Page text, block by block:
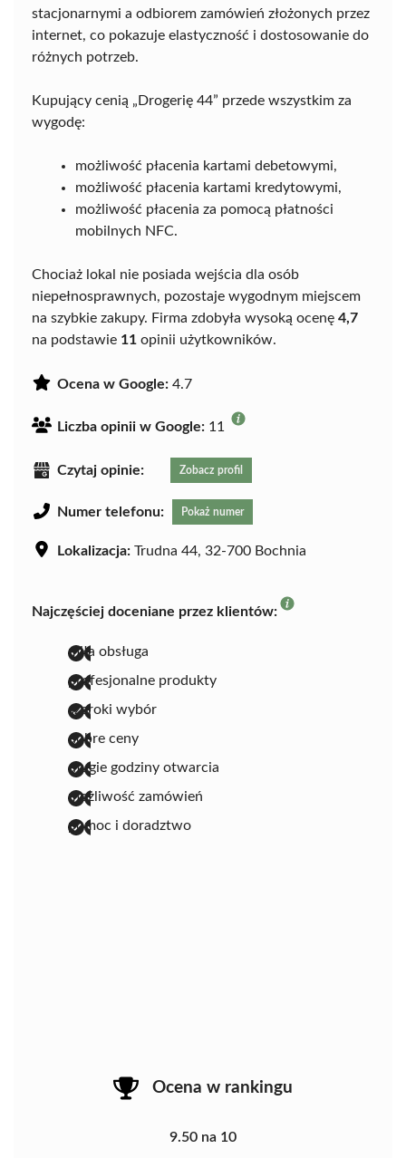
stacjonarnymi a odbiorem zamówień złożonych przez
internet, co pokazuje elastyczność i dostosowanie do
różnych potrzeb.
Kupujący cenią „Drogerię 44” przede wszystkim za
wygodę:
możliwość płacenia kartami debetowymi,
możliwość płacenia kartami kredytowymi,
możliwość płacenia za pomocą płatności
mobilnych NFC.
Chociaż lokal nie posiada wejścia dla osób
niepełnosprawnych, pozostaje wygodnym miejscem
na szybkie zakupy. Firma zdobyła wysoką ocenę 4,7
na podstawie 11 opinii użytkowników.
Ocena w Google: 4.7
Liczba opinii w Google: 11
Czytaj opinie: Zobacz profil
Numer telefonu: Pokaż numer
Lokalizacja: Trudna 44, 32-700 Bochnia
Najczęściej doceniane przez klientów:
miła obsługa
profesjonalne produkty
szeroki wybór
dobre ceny
długie godziny otwarcia
możliwość zamówień
pomoc i doradztwo
Ocena w rankingu
9.50 na 10